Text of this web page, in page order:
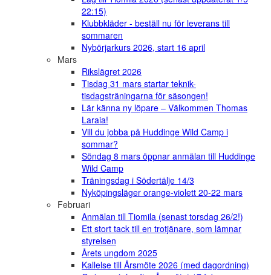
22:15)
Klubbkläder - beställ nu för leverans till
sommaren
Nybörjarkurs 2026, start 16 april
Mars
Rikslägret 2026
Tisdag 31 mars startar teknik-
tisdagsträningarna för säsongen!
Lär känna ny löpare – Välkommen Thomas
Laraia!
Vill du jobba på Huddinge Wild Camp i
sommar?
Söndag 8 mars öppnar anmälan till Huddinge
Wild Camp
Träningsdag i Södertälje 14/3
Nyköpingsläger orange-violett 20-22 mars
Februari
Anmälan till Tiomila (senast torsdag 26/2!)
Ett stort tack till en trotjänare, som lämnar
styrelsen
Årets ungdom 2025
Kallelse till Årsmöte 2026 (med dagordning)